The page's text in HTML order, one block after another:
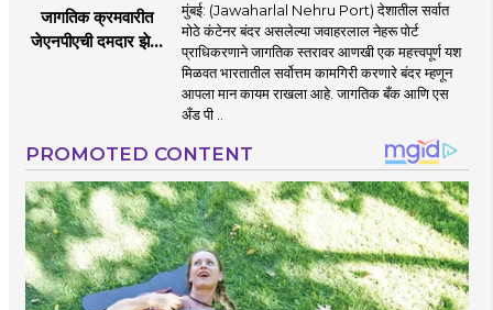
जागतिक क्रमवारीत
जेएनपीएची दमदार झेप;
मुंबई: (Jawaharlal Nehru Port) देशातील सर्वात
मोठे कंटेनर बंदर असलेल्या जवाहरलाल नेहरू पोर्ट
प्राधिकरणाने जागतिक स्तरावर आणखी एक महत्त्वपूर्ण यश
मिळवत भारतातील सर्वोत्तम कामगिरी करणारे बंदर म्हणून
आपला मान कायम राखला आहे. जागतिक बँक आणि एस
अँड पी ..